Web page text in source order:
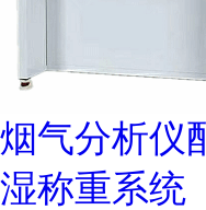
烟气分析仪
湿称重系统